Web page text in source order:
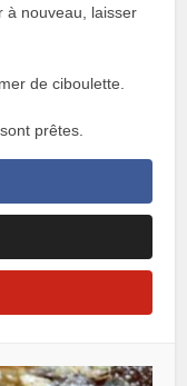
à nouveau, laisser
de ciboulette.
prêtes.